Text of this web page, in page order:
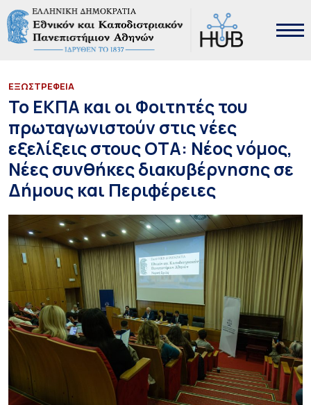
EΞΩΣΤΡΕΦΕΙΑ
To ΕΚΠΑ και οι Φοιτητές του
πρωταγωνιστούν στις νέες
εξελίξεις στους ΟΤΑ: Νέος νόμος,
Νέες συνθήκες διακυβέρνησης σε
Δήμους και Περιφέρειες